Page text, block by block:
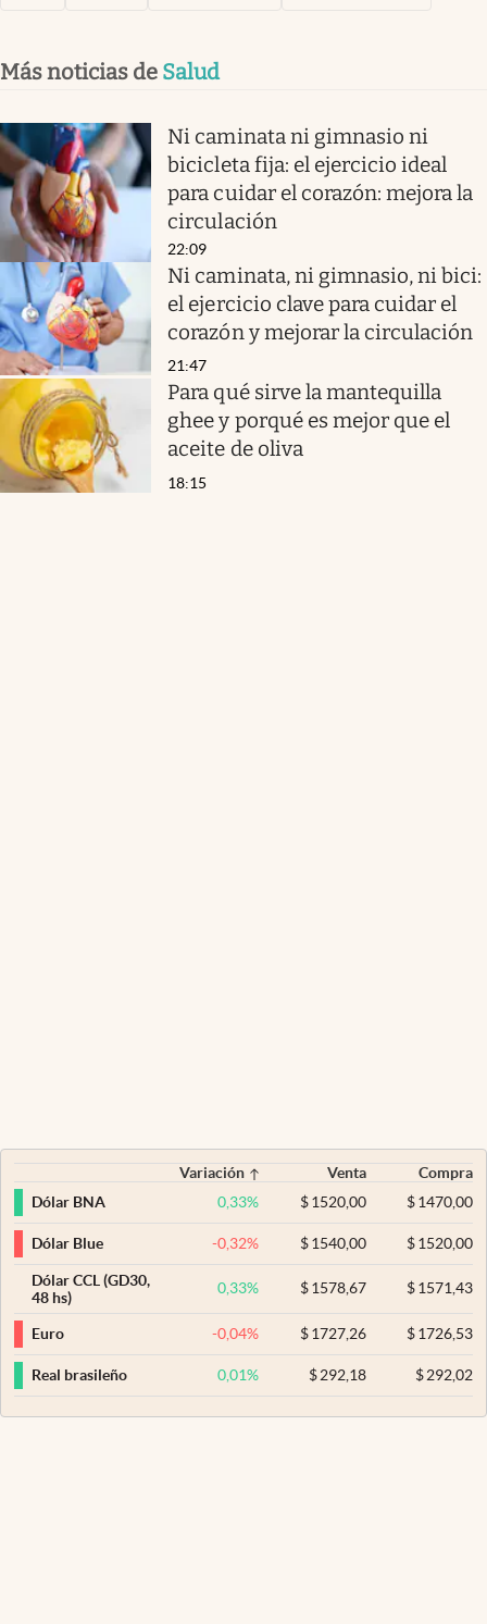
Más noticias de Salud
Ni caminata ni gimnasio ni
bicicleta fija: el ejercicio ideal
para cuidar el corazón: mejora la
circulación
22:09
Ni caminata, ni gimnasio, ni bici:
el ejercicio clave para cuidar el
corazón y mejorar la circulación
21:47
Para qué sirve la mantequilla
ghee y porqué es mejor que el
aceite de oliva
18:15
Variación Venta
Compra
Dólar BNA
0,33% $ 1520,00 $1470,00
Dólar Blue -0,32% $ 1540,00 $1520,00
Dólar CCL (GD30,
48 hs)
0,33% $ 1578,67 $1571,43
Euro -0,04% $ 1727,26 $1726,53
Real brasileño 0,01% $ 292,18 $292,02